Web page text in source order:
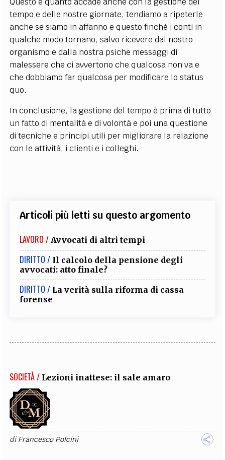
tempo e delle nostre giornate, tendiamo a ripeterle
anche se siamo in affanno e questo finché i conti in
qualche modo tornano, salvo ricevere dal nostro
organismo e dalla nostra psiche messaggi di
malessere che ci avvertono che qualcosa non va e
che dobbiamo far qualcosa per modificare lo status
quo.
In conclusione, la gestione del tempo è prima di tutto
un fatto di mentalità e di volontà e poi una questione
di tecniche e principi utili per migliorare la relazione
con le attività, i clienti e i colleghi.
Articoli più letti su questo argomento
LAVORO / Avvocati di altri tempi
DIRITTO / Il calcolo della pensione degli
avvocati: atto finale?
DIRITTO / La verità sulla riforma di cassa
forense
SOCIETÀ / Lezioni inattese: il sale amaro
diFrancesco Polcini